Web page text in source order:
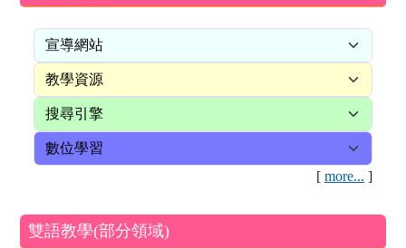
[ more... ]
雙語教學(部分領域)